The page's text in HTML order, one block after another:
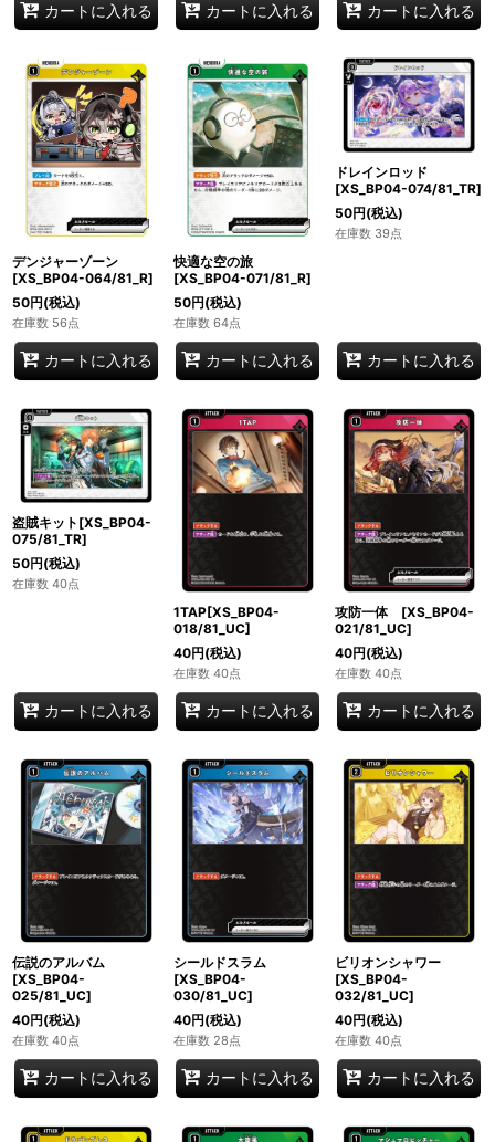
カートに入れる カートに入れる カートに入れる
デンジャーゾーン
[XS_BP04-064/81_R]
50円(税込)
在庫数 56点
カートに入れる
快適な空の旅
[XS_BP04-071/81_R]
50円(税込)
在庫数 64点
カートに入れる
ドレインロッド
[XS_BP04-074/81_TR]
50円(税込)
在庫数 39点
カートに入れる
盗賊キット[XS_BP04-
075/81_TR]
50円(税込)
在庫数 40点
カートに入れる
1TAP[XS_BP04-
018/81_UC]
40円(税込)
在庫数 40点
カートに入れる
攻防一体 [XS_BP04-
021/81_UC]
40円(税込)
在庫数 40点
カートに入れる
伝説のアルバム
[XS_BP04-
025/81_UC]
40円(税込)
在庫数 40点
カートに入れる
シールドスラム
[XS_BP04-
030/81_UC]
40円(税込)
在庫数 28点
カートに入れる
ビリオンシャワー
[XS_BP04-
032/81_UC]
40円(税込)
在庫数 40点
カートに入れる